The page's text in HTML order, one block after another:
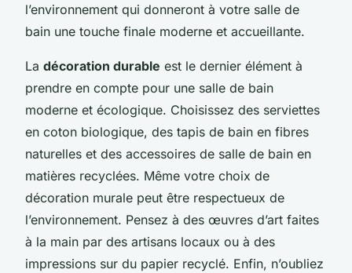
l’environnement qui donneront à votre salle de
bain une touche finale moderne et accueillante.
La décoration durable est le dernier élément à
prendre en compte pour une salle de bain
moderne et écologique. Choisissez des serviettes
en coton biologique, des tapis de bain en fibres
naturelles et des accessoires de salle de bain en
matières recyclées. Même votre choix de
décoration murale peut être respectueux de
l’environnement. Pensez à des œuvres d’art faites
à la main par des artisans locaux ou à des
impressions sur du papier recyclé. Enfin, n’oubliez